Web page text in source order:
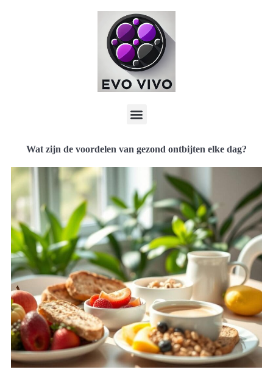
Wat zijn de voordelen van gezond ontbijten elke dag?